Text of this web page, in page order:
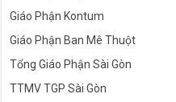
Giáo Phận Kontum
Giáo Phận Ban Mê Thuột
Tổng Giáo Phận Sài Gòn
TTMV TGP Sài Gòn